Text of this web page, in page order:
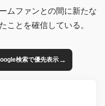
ムファンとの間に新たな
ことを確信している。
検索で優先表示→